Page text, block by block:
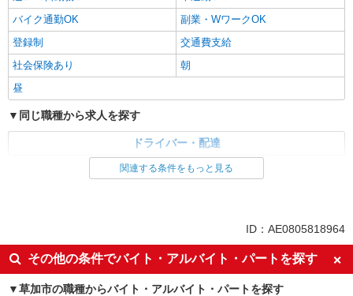
バイク通勤OK
副業・WワークOK
登録制
交通費支給
社会保険あり
朝
昼
同じ職種から求人を探す
ドライバー・配達
同じ特徴から求人を探す
社会保険あり
関連する条件をもっと見る
ID：AE0805818964
その他の条件でバイト・アルバイト・パートを探す
草加市の職種からバイト・アルバイト・パートを探す